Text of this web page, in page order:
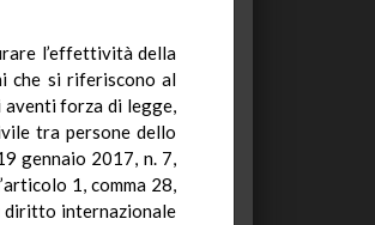
l’effettività della
che si riferiscono al
aventi forza di legge,
tra persone dello
gennaio 2017, n. 7,
1, comma 28,
diritto internazionale